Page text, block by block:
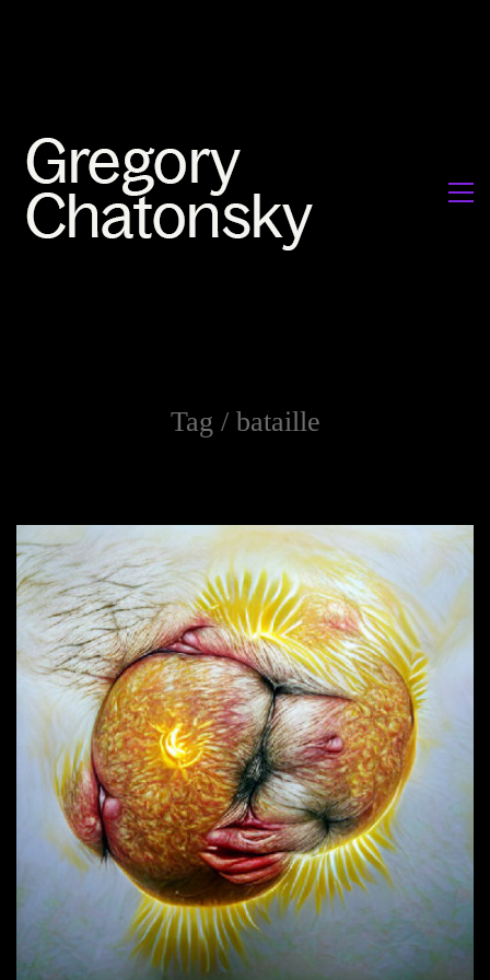
Tag / bataille